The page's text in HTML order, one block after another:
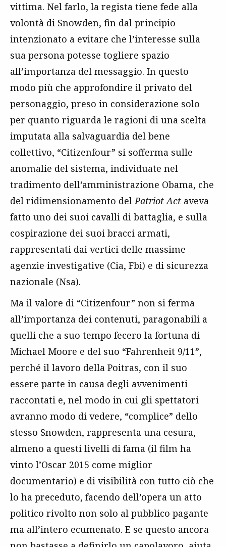
vittima. Nel farlo, la regista tiene fede alla
volontà di Snowden, fin dal principio
intenzionato a evitare che l’interesse sulla
sua persona potesse togliere spazio
all’importanza del messaggio. In questo
modo più che approfondire il privato del
personaggio, preso in considerazione solo
per quanto riguarda le ragioni di una scelta
imputata alla salvaguardia del bene
collettivo, “Citizenfour” si sofferma sulle
anomalie del sistema, individuate nel
tradimento dell’amministrazione Obama, che
del ridimensionamento delPatriot Act aveva
fatto uno dei suoi cavalli di battaglia, e sulla
cospirazione dei suoi bracci armati,
rappresentati dai vertici delle massime
agenzie investigative (Cia, Fbi) e di sicurezza
nazionale (Nsa).
Ma il valore di “Citizenfour” non si ferma
all’importanza dei contenuti, paragonabili a
quelli che a suo tempo fecero la fortuna di
Michael Moore e del suo “Fahrenheit 9/11”,
perché il lavoro della Poitras, con il suo
essere parte in causa degli avvenimenti
raccontati e, nel modo in cui gli spettatori
avranno modo di vedere, “complice” dello
stesso Snowden, rappresenta una cesura,
almeno a questi livelli di fama (il film ha
vinto l’Oscar 2015 come miglior
documentario) e di visibilità con tutto ciò che
lo ha preceduto, facendo dell’opera un atto
politico rivolto non solo al pubblico pagante
ma all’intero ecumenato. E se questo ancora